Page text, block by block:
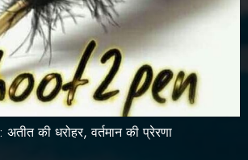
अतीत की धरोहर, वर्तमान की प्रेरणा